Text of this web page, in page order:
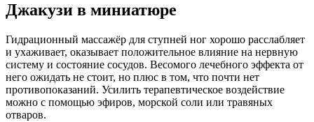
Джакузи в миниатюре
Гидрационный массажёр для ступней ног хорошо расслабляет
и ухаживает, оказывает положительное влияние на нервную
систему и состояние сосудов. Весомого лечебного эффекта от
него ожидать не стоит, но плюс в том, что почти нет
противопоказаний. Усилить терапевтическое воздействие
можно с помощью эфиров, морской соли или травяных
отваров.